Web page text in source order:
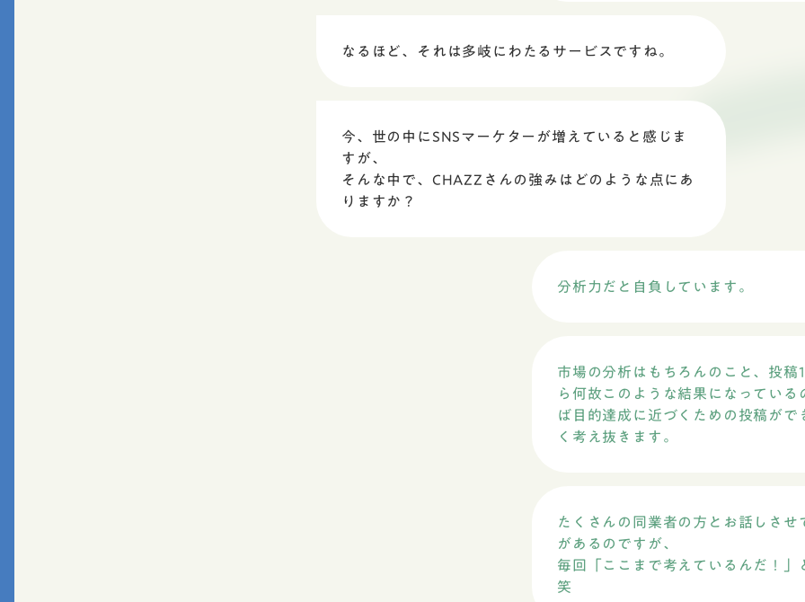
なるほど、それは多岐にわたるサービスですね。
今、世の中にSNSマーケターが増えていると感じま
すが、
そんな中で、CHAZZさんの強みはどのような点にあ
りますか？
分析力だと自負しています。
市場の分析はもちろんのこと、投稿
ら何故このような結果になってい
ば目的達成に近づくための投稿が
く考え抜きます。
たくさんの同業者の方とお話しさ
があるのですが、
毎回「ここまで考えているんだ！
笑